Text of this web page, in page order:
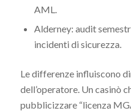
AML.
Alderney: audit
incidenti di sicurezza.
Le differenze influiscono
dell’operatore. Un casinò
pubblicizzare “licenza